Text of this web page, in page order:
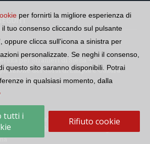
per Stranieri di Siena –
dei Corsi di Lingua e Cultura
109a annata
del mare”: la serie di video ideata
della Crusca e dalla Lega Navale
per fornirti la migliore esperienza di
tuo consenso cliccando sul pulsante
oppure clicca sull'icona a sinistra per
personalizzate. Se neghi il consenso,
questo sito saranno disponibili. Potrai
in qualsiasi momento, dalla
tutti i
Rifiuto cookie